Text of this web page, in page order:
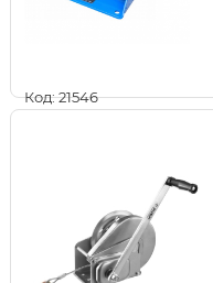
Код: 21546